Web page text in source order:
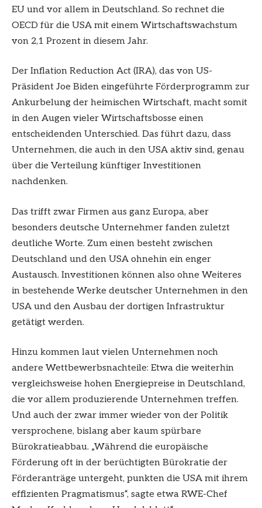
EU und vor allem in Deutschland. So rechnet die
OECD für die USA mit einem Wirtschaftswachstum
von 2,1 Prozent in diesem Jahr.
Der Inflation Reduction Act (IRA), das von US-
Präsident Joe Biden eingeführte Förderprogramm zur
Ankurbelung der heimischen Wirtschaft, macht somit
in den Augen vieler Wirtschaftsbosse einen
entscheidenden Unterschied. Das führt dazu, dass
Unternehmen, die auch in den USA aktiv sind, genau
über die Verteilung künftiger Investitionen
nachdenken.
Das trifft zwar Firmen aus ganz Europa, aber
besonders deutsche Unternehmer fanden zuletzt
deutliche Worte. Zum einen besteht zwischen
Deutschland und den USA ohnehin ein enger
Austausch. Investitionen können also ohne Weiteres
in bestehende Werke deutscher Unternehmen in den
USA und den Ausbau der dortigen Infrastruktur
getätigt werden.
Hinzu kommen laut vielen Unternehmen noch
andere Wettbewerbsnachteile: Etwa die weiterhin
vergleichsweise hohen Energiepreise in Deutschland,
die vor allem produzierende Unternehmen treffen.
Und auch der zwar immer wieder von der Politik
versprochene, bislang aber kaum spürbare
Bürokratieabbau. „Während die europäische
Förderung oft in der berüchtigten Bürokratie der
Förderanträge untergeht, punkten die USA mit ihrem
effizienten Pragmatismus“, sagte etwa RWE-Chef